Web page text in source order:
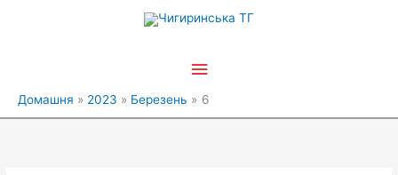
Головне
Домашня 2023 Березень 6